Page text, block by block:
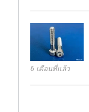
6 เดือนที่แล้ว